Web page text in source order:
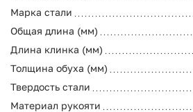
Марка стали
Общая длина (мм)
Длина клинка (мм)
Толщина обуха (мм)
Твердость стали
Материал рукояти